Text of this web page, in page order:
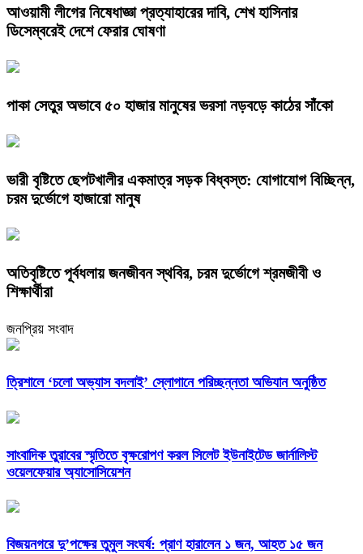
আওয়ামী লীগের নিষেধাজ্ঞা প্রত্যাহারের দাবি, শেখ হাসিনার
ডিসেম্বরেই দেশে ফেরার ঘোষণা
পাকা সেতুর অভাবে ৫০ হাজার মানুষের ভরসা নড়বড়ে কাঠের সাঁকো
ভারী বৃষ্টিতে ছেপটখালীর একমাত্র সড়ক বিধ্বস্ত: যোগাযোগ বিচ্ছিন্ন,
চরম দুর্ভোগে হাজারো মানুষ
অতিবৃষ্টিতে পূর্বধলায় জনজীবন স্থবির, চরম দুর্ভোগে শ্রমজীবী ও
শিক্ষার্থীরা
জনপ্রিয় সংবাদ
‎ত্রিশালে ‘চলো অভ্যাস বদলাই’ স্লোগানে পরিচ্ছন্নতা অভিযান অনুষ্ঠিত
সাংবাদিক তুরাবের স্মৃতিতে বৃক্ষরোপণ করল সিলেট ইউনাইটেড জার্নালিস্ট
ওয়েলফেয়ার অ্যাসোসিয়েশন
বিজয়নগরে দু’পক্ষের তুমুল সংঘর্ষ: প্রাণ হারালেন ১ জন, আহত ১৫ জন